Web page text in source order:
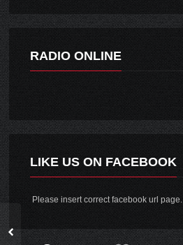
RADIO ONLINE
LIKE US ON FACEBOOK
Please insert correct facebook url page.